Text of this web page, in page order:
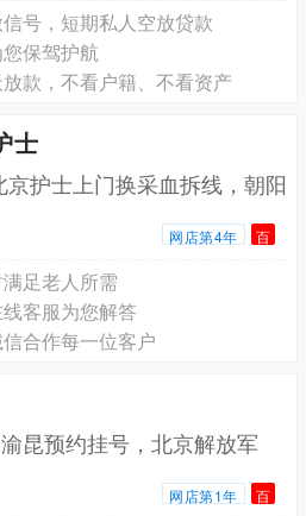
号，短期私人空放贷款
保驾护航
款，不看户籍、不看资产
士
护士上门换采血拆线，朝阳
网店第4年 百
足老人所需
客服为您解答
合作每一位客户
昆预约挂号，北京解放军
网店第1年 百